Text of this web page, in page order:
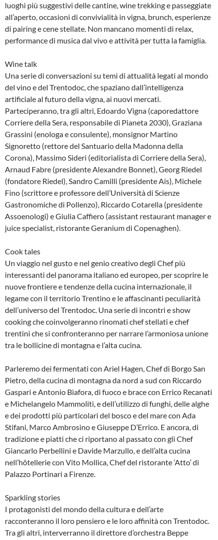
luoghi più suggestivi delle cantine, wine trekking e passeggiate
all’aperto, occasioni di convivialità in vigna, brunch, esperienze
di pairing e cene stellate. Non mancano momenti di relax,
performance di musica dal vivo e attività per tutta la famiglia.
Wine talk
Una serie di conversazioni su temi di attualità legati al mondo
del vino e del Trentodoc, che spaziano dall’intelligenza
artificiale al futuro della vigna, ai nuovi mercati.
Parteciperanno, tra gli altri, Edoardo Vigna (caporedattore
Corriere della Sera, responsabile di Pianeta 2030), Graziana
Grassini (enologa e consulente), monsignor Martino
Signoretto (rettore del Santuario della Madonna della
Corona), Massimo Sideri (editorialista di Corriere della Sera),
Arnaud Fabre (presidente Alexandre Bonnet), Georg Riedel
(fondatore Riedel), Sandro Camilli (presidente Ais), Michele
Fino (scrittore e professore dell’Università di Scienze
Gastronomiche di Pollenzo), Riccardo Cotarella (presidente
Assoenologi) e Giulia Caffiero (assistant restaurant manager e
juice specialist, ristorante Geranium di Copenaghen).
Cook tales
Un viaggio nel gusto e nel genio creativo degli Chef più
interessanti del panorama italiano ed europeo, per scoprire le
nuove frontiere e tendenze della cucina internazionale, il
legame con il territorio Trentino e le affascinanti peculiarità
dell’universo del Trentodoc. Una serie di incontri e show
cooking che coinvolgeranno rinomati chef stellati e chef
trentini che si confronteranno per narrare l’armoniosa unione
tra le bollicine di montagna e l’alta cucina.
Parleremo dei fermentati con Ariel Hagen, Chef di Borgo San
Pietro, della cucina di montagna da nord a sud con Riccardo
Gaspari e Antonio Biafora, di fuoco e brace con Errico Recanati
e Michelangelo Mammoliti, e dell’utilizzo di funghi, delle alghe
e dei prodotti più particolari del bosco e del mare con Ada
Stifani, Marco Ambrosino e Giuseppe D’Errico. E ancora, di
tradizione e piatti che ci riportano al passato con gli Chef
Giancarlo Perbellini e Davide Marzullo, e dell’alta cucina
nell’hôtellerie con Vito Mollica, Chef del ristorante ‘Atto’ di
Palazzo Portinari a Firenze.
Sparkling stories
I protagonisti del mondo della cultura e dell’arte
racconteranno il loro pensiero e le loro affinità con Trentodoc.
Tra gli altri, interverranno il direttore d’orchestra Beppe